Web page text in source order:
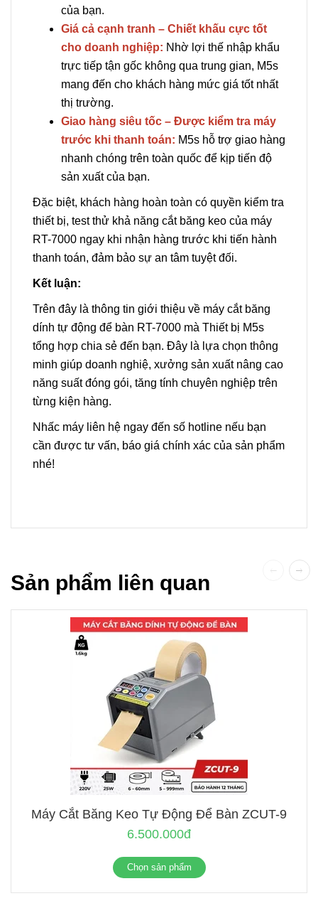
của bạn.
Giá cả cạnh tranh – Chiết khấu cực tốt
cho doanh nghiệp: Nhờ lợi thế nhập khẩu
trực tiếp tận gốc không qua trung gian, M5s
mang đến cho khách hàng mức giá tốt nhất
thị trường.
Giao hàng siêu tốc – Được kiểm tra máy
trước khi thanh toán: M5s hỗ trợ giao hàng
nhanh chóng trên toàn quốc để kịp tiến độ
sản xuất của bạn.
Đặc biệt, khách hàng hoàn toàn có quyền kiểm tra
thiết bị, test thử khả năng cắt băng keo của máy
RT-7000 ngay khi nhận hàng trước khi tiến hành
thanh toán, đảm bảo sự an tâm tuyệt đối.
Kết luận:
Trên đây là thông tin giới thiệu về máy cắt băng
dính tự động để bàn RT-7000 mà Thiết bị M5s
tổng hợp chia sẻ đến bạn. Đây là lựa chọn thông
minh giúp doanh nghiệ, xưởng sản xuất nâng cao
năng suất đóng gói, tăng tính chuyên nghiệp trên
từng kiện hàng.
Nhấc máy liên hệ ngay đến số hotline nếu bạn
cần được tư vấn, báo giá chính xác của sản phẩm
nhé!
Sản phẩm liên quan
Máy Cắt Băng Keo Tự Động Để Bàn ZCUT-9
6.500.000đ
Chọn sản phẩm